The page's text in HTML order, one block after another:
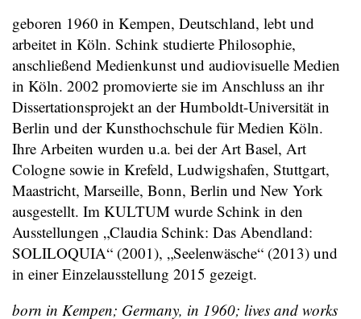
geboren 1960 in Kempen, Deutschland, lebt und
arbeitet in Köln. Schink studierte Philosophie,
anschließend Medienkunst und audiovisuelle Medien
in Köln. 2002 promovierte sie im Anschluss an ihr
Dissertationsprojekt an der Humboldt-Universität in
Berlin und der Kunsthochschule für Medien Köln.
Ihre Arbeiten wurden u.a. bei der Art Basel, Art
Cologne sowie in Krefeld, Ludwigshafen, Stuttgart,
Maastricht, Marseille, Bonn, Berlin und New York
ausgestellt. Im KULTUM wurde Schink in den
Ausstellungen „Claudia Schink: Das Abendland:
SOLILOQUIA“ (2001), „Seelenwäsche“ (2013) und
in einer Einzelausstellung 2015 gezeigt.
born in Kempen; Germany, in 1960; lives and works